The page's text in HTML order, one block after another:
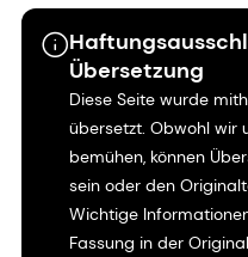
Übersetzung
Diese Seite wurde
übersetzt. Obwohl wir
bemühen, können
sein oder den
Wichtige
Fassung in der
Hinweis zum Datenschutz
Bedingungen für die
Bedingungen und
Kalifornien-Transparenz